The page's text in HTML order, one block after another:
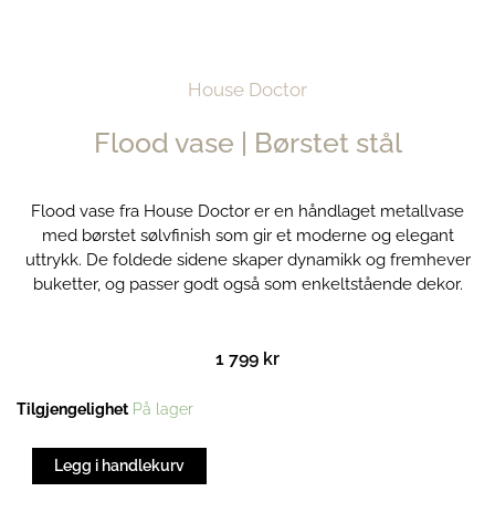
House Doctor
Flood vase | Børstet stål
Flood vase fra House Doctor er en håndlaget metallvase
med børstet sølvfinish som gir et moderne og elegant
uttrykk. De foldede sidene skaper dynamikk og fremhever
buketter, og passer godt også som enkeltstående dekor.
1 799 kr
Tilgjengelighet På lager
Flood
Børstet
Legg i handlekurv